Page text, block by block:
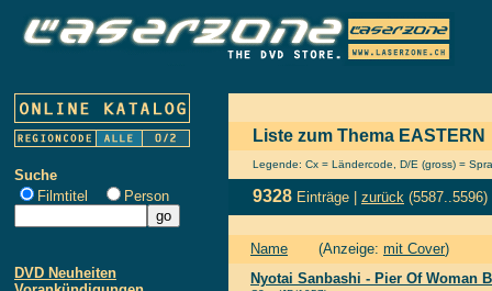
Suche
Filmtitel
Person
DVD Neuheiten
Liste zum Thema EASTERN
Legende: Cx = Ländercode, D/E (gross) =
9328 Einträge | zurück (5587..5596)
Name (Anzeige: mit Cover)
Nyotai Sanbashi - Pier Of Woman